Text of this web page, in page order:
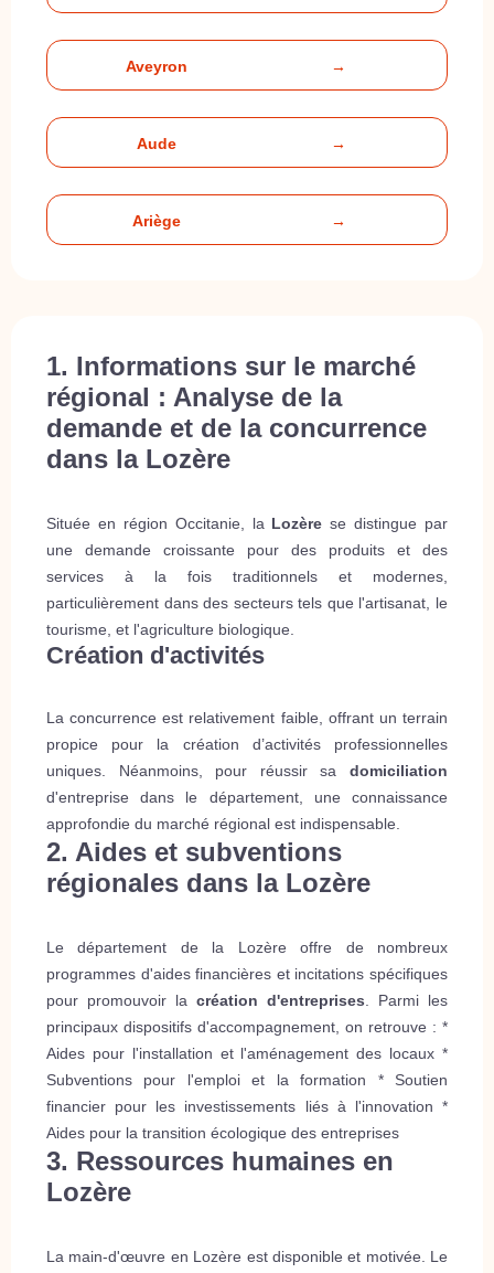
Aveyron →
Aude →
Ariège →
1. Informations sur le marché
régional : Analyse de la
demande et de la concurrence
dans la Lozère
Située en région Occitanie, la Lozère se distingue par
une demande croissante pour des produits et des
services à la fois traditionnels et modernes,
particulièrement dans des secteurs tels que l'artisanat, le
tourisme, et l'agriculture biologique.
Création d'activités
La concurrence est relativement faible, offrant un terrain
propice pour la création d’activités professionnelles
uniques. Néanmoins, pour réussir sa domiciliation
d'entreprise dans le département, une connaissance
approfondie du marché régional est indispensable.
2. Aides et subventions
régionales dans la Lozère
Le département de la Lozère offre de nombreux
programmes d'aides financières et incitations spécifiques
pour promouvoir la création d'entreprises . Parmi les
principaux dispositifs d'accompagnement, on retrouve : *
Aides pour l'installation et l'aménagement des locaux *
Subventions pour l'emploi et la formation * Soutien
financier pour les investissements liés à l'innovation *
Aides pour la transition écologique des entreprises
3. Ressources humaines en
Lozère
La main-d'œuvre en Lozère est disponible et motivée. Le